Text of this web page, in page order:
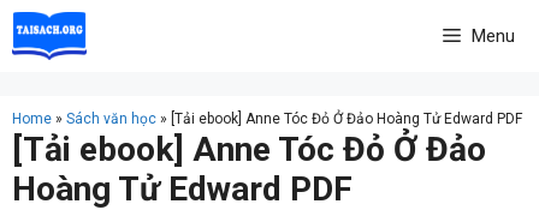
Skip
to
Menu
Home » Sách văn học » [Tải ebook] Anne Tóc Đỏ Ở Đảo Hoàng Tử Edward PDF
[Tải ebook] Anne Tóc Đỏ Ở Đảo
Hoàng Tử Edward PDF